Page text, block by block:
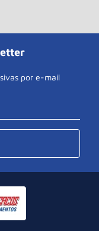
por e-mail